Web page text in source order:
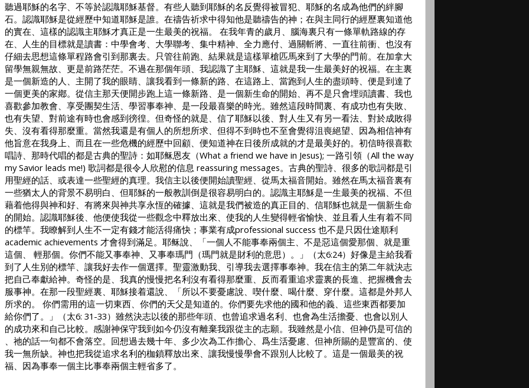
聽過耶穌的名字、不等於認識耶穌基督。有些人聽到耶穌的名反覺得被冒犯、耶穌的名成為他們的絆腳
石。認識耶穌是從經歷中知道耶穌是誰。在禱告祈求中得知他是聽禱告的神；在與主同行的經歷裏知道他
的實在、這樣的認識主耶穌才真正是一生最美的祝福。 在我年青的歲月、腦海裏只有一條單軌路線的存
在、人生的目標就是讀書：中學會考、大學聯考、集中精神、全力應付、過關斬將、一直往前衝、也沒有
仔細去思想這條單程路會引到那裏去。只管往前跑、結果就是這樣單槍匹馬來到了大學的門前。在加拿大
留學無親無故、更是前路茫茫。不過在那個年頭、我認識了主耶穌、這就是我一生最美好的祝福。在主裏
是一個新造的人、主開了我的眼睛、讓我看到一條新的路、在這路上、當跑到人生的盡頭時、便是到達了
一個更美的家鄕。從信主那天便開步跑上這一條新路、是一個新生命的開始、再不是只會埋頭讀書、我也
喜歡參加教會、享受團契生活、學習事奉神、是一段最喜樂的時光。雖然這段時間裏、有成功也有失敗、
也有失望、對前途有時也會感到徬徨。但奇怪的就是、信了耶穌以後、對人生又有另一看法、對於成敗得
失、沒有看得那麼重。當然我還是有個人的所想所求、但得不到時也不至會覺得沮喪絕望、因為相信神有
他旨意在我身上、而且在一些危機的經歷中回顧、便知道神在日後所成就的才是最美好的。初信時很喜歡
唱詩、那時代唱的都是古典的聖詩：如耶稣恩友（What a friend we have in Jesus); 一路引領（All the way
my Savior leads me!) 歌詞都是很令人欣慰的信息 reassuring messages。古典的聖詩、很多的歌詞都是引
用聖經的話、或表達一些聖經的真理。我信主以後便開始讀聖經、從馬太福音開始。雖然在馬太福音裏有
一些猶太人的背景不易明白、但耶穌的一般教訓倒是很容易明白的。認識主耶穌是一生最美的祝福、不但
藉着他得與神和好、有將來與神共享永恆的確據、這就是我們被造的真正目的、信耶穌也就是一個新生命
的開始。認識耶穌後、他便使我從一些觀念中釋放出來、使我的人生變得輕省愉快、並且看人生有着不同
的標竿。我瞭解到人生不一定有錢才能活得痛快；事業有成professional success 也不是只因仕途順利
academic achievements 才會得到滿足。耶稣說、「一個人不能事奉兩個主、不是惡這個愛那個、就是重
這個、 輕那個。你們不能又事奉神、又事奉瑪門（瑪門就是財利的意思）。」（太6:24）好像是主給我看
到了人生別的標竿、讓我好去作一個選擇。聖靈激動我、引導我去選擇事奉神。我在信主的第二年就決志
把自己奉獻給神。奇怪的是、我真的慢慢把名利沒有看得那麼重、反而看重追求靈裏的長進、把握機會去
服事神。在那一段聖經裏、耶穌接着還說、「所以不要憂慮說、喫什麼、喝什麼、穿什麼。這都是外邦人
所求的。
你們需用的這一切東西、你們的天父是知道的。你們要先求他的國和他的義、這些東西都要加
給你們了。」（太6: 31-33）雖然決志以後的那些年頭、也曾追求過名利、也會為生活擔憂、也會以別人
的成功來和自己比較。感謝神保守我到如今仍沒有離棄我跟從主的志願。我雖然是小信、但神仍是可信的
、祂的話一句都不會落空。回想過去幾十年、多少次為工作擔心、爲生活憂慮、但神所賜的是豐富的、使
我一無所缺。神也把我從追求名利的枷鎖釋放出來、讓我慢慢學會不跟別人比較了。這是一個最美的祝
福、因為事奉一個主比事奉兩個主輕省多了。